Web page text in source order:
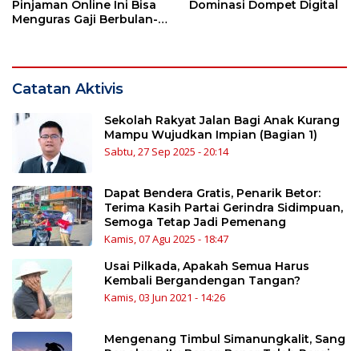
Pinjaman Online Ini Bisa
Menguras Gaji Berbulan-
Dominasi Dompet Digital
Catatan Aktivis
Sekolah Rakyat Jalan Bagi Anak Kurang
Mampu Wujudkan Impian (Bagian 1)
Sabtu, 27 Sep 2025 - 20:14
Dapat Bendera Gratis, Penarik Betor:
Terima Kasih Partai Gerindra Sidimpuan,
Semoga Tetap Jadi Pemenang
Kamis, 07 Agu 2025 - 18:47
Usai Pilkada, Apakah Semua Harus
Kembali Bergandengan Tangan?
Kamis, 03 Jun 2021 - 14:26
Mengenang Timbul Simanungkalit, Sang